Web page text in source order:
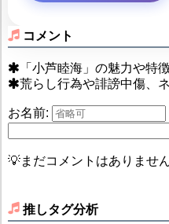
コメント
「小芦睦海」の魅力や特
荒らし行為や誹謗中傷、
お名前:
💡まだコメントはありませ
推しタグ分析